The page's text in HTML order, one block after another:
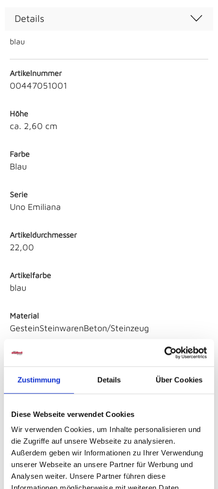
Zustimmung Details Über Cookies
Diese Webseite verwendet Cookies
Wir verwenden Cookies, um Inhalte personalisieren und
die Zugriffe auf unsere Webseite zu analysieren.
Außerdem geben wir Informationen zu Ihrer Verwendung
unserer Webseite an unsere Partner für Werbung und
Analysen weiter. Unsere Partner führen diese
Details
blau
Artikelnummer
00447051001
Höhe
ca. 2,60 cm
Farbe
Blau
Serie
Uno Emiliana
Artikeldurchmesser
22,00
Artikelfarbe
blau
Material
GesteinSteinwarenBeton/Steinzeug
Weitere Varianten und Ausführungen:
Produktgalerie überspringen